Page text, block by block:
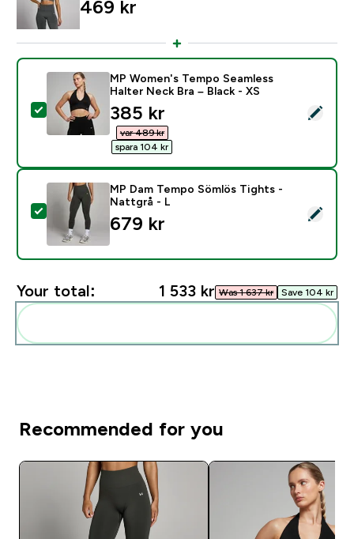
469 kr‎
Select this product - MP Women's Tempo Seamless
MP Women's Tempo Seamless
Halter Neck Bra – Black - XS
discounted price
385 kr‎
var 489 kr‎
spara 104 kr‎
Select this product - MP Dam Tempo Sömlös Tights
MP Dam Tempo Sömlös Tights -
Nattgrå - L
679 kr‎
Your total: 1 533 kr‎ Was 1 637 kr‎ Save 104 kr‎
Recommended for you